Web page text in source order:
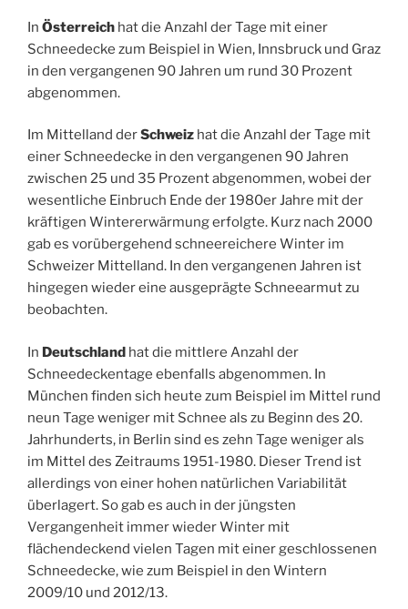
In Österreich hat die Anzahl der Tage mit einer
Schneedecke zum Beispiel in Wien, Innsbruck und Graz
in den vergangenen 90 Jahren um rund 30 Prozent
abgenommen.
Im Mittelland derSchweiz hat die Anzahl der Tage mit
einer Schneedecke in den vergangenen 90 Jahren
zwischen 25 und 35 Prozent abgenommen, wobei der
wesentliche Einbruch Ende der 1980er Jahre mit der
kräftigen Wintererwärmung erfolgte. Kurz nach 2000
gab es vorübergehend schneereichere Winter im
Schweizer Mittelland. In den vergangenen Jahren ist
hingegen wieder eine ausgeprägte Schneearmut zu
beobachten.
In Deutschland hat die mittlere Anzahl der
Schneedeckentage ebenfalls abgenommen. In
München finden sich heute zum Beispiel im Mittel rund
neun Tage weniger mit Schnee als zu Beginn des 20.
Jahrhunderts, in Berlin sind es zehn Tage weniger als
im Mittel des Zeitraums 1951-1980. Dieser Trend ist
allerdings von einer hohen natürlichen Variabilität
überlagert. So gab es auch in der jüngsten
Vergangenheit immer wieder Winter mit
flächendeckend vielen Tagen mit einer geschlossenen
Schneedecke, wie zum Beispiel in den Wintern
2009/10 und 2012/13.